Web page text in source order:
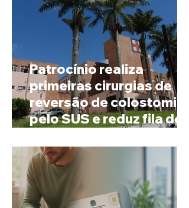
Patrocínio realiza
primeiras cirurgias de
reversão de colostomia
pelo SUS e reduz fila de